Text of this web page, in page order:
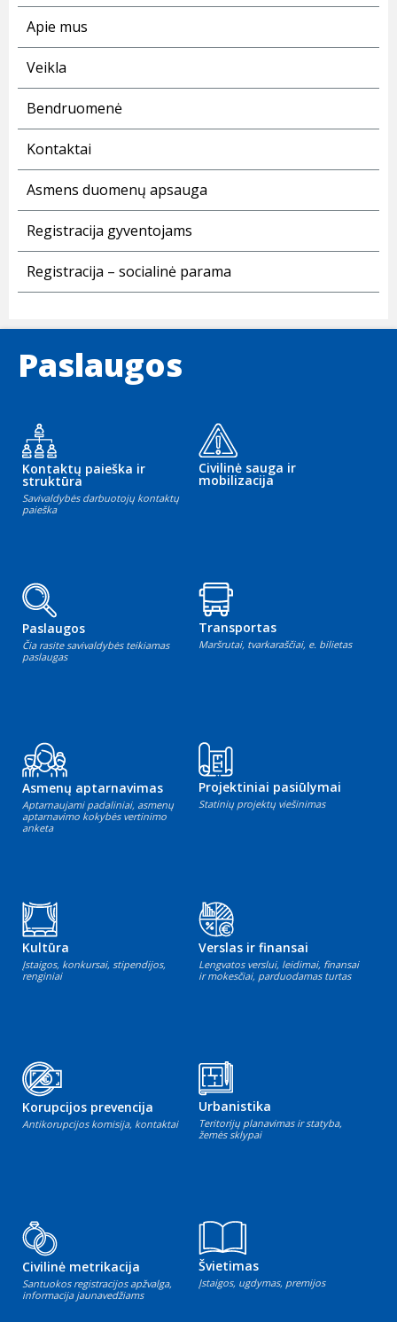
Apie mus
Veikla
Bendruomenė
Kontaktai
Asmens duomenų apsauga
Registracija gyventojams
Registracija – socialinė parama
Paslaugos
Kontaktų paieška ir
struktūra
Savivaldybės darbuotojų kontaktų
paieška
Civilinė sauga ir
mobilizacija
Paslaugos
Čia rasite savivaldybės teikiamas
paslaugas
Transportas
Maršrutai, tvarkaraščiai, e. bilietas
Asmenų aptarnavimas
Aptarnaujami padaliniai, asmenų
aptarnavimo kokybės vertinimo
anketa
Projektiniai pasiūlymai
Statinių projektų viešinimas
Kultūra
Įstaigos, konkursai, stipendijos,
renginiai
Verslas ir finansai
Lengvatos verslui, leidimai, finansai
ir mokesčiai, parduodamas turtas
Korupcijos prevencija
Antikorupcijos komisija, kontaktai
Urbanistika
Teritorijų planavimas ir statyba,
žemės sklypai
Civilinė metrikacija
Santuokos registracijos apžvalga,
informacija jaunavedžiams
Švietimas
Įstaigos, ugdymas, premijos